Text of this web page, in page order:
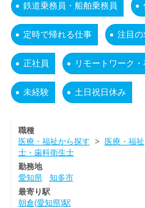
鉄道乗務員・船舶乗務員
定時で帰れる仕事 注目の
正社員 リモートワーク
未経験 土日祝日休み
職種
医療・福祉から探す > 医療・福祉
士・歯科衛生士
勤務地
愛知県
知多市
最寄り駅
朝倉(愛知県)駅